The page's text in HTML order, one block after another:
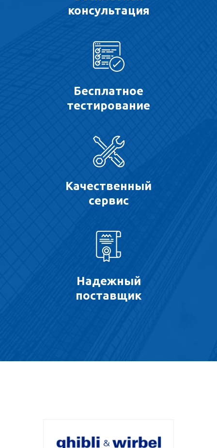
консультация
Бесплатное
тестирование
Качественный
сервис
Надежный
поставщик